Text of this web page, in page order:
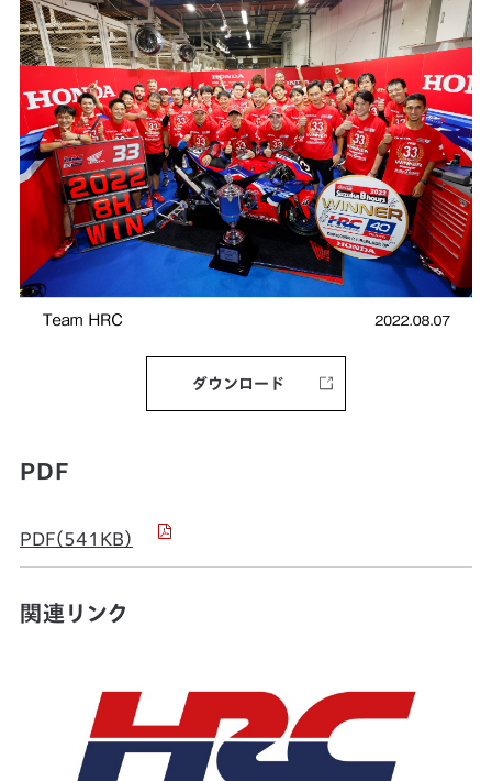
ダウンロード
PDF
PDF（541KB）
関連リンク